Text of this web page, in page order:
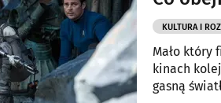
KULTURA I
Mało który
kinach
gasną